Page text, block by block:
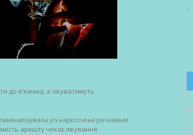
до в’язниці, а лікуватимуть
усі наркотичні речовини.
арешту чекає лікування.